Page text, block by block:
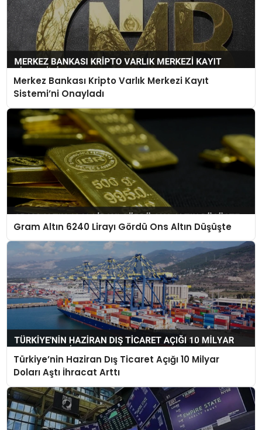
Merkez Bankası Kripto Varlık Merkezi Kayıt
Sistemi’ni Onayladı
Gram Altın 6240 Lirayı Gördü Ons Altın Düşüşte
Türkiye’nin Haziran Dış Ticaret Açığı 10 Milyar
Doları Aştı İhracat Arttı